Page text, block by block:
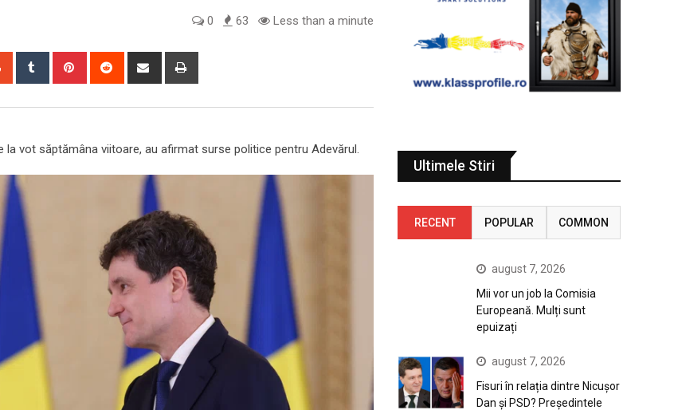
0 63 Less than a minute
StumbleUpon
Tumblr Pinterest Reddit
Share
vot săptămâna viitoare, au afirmat surse politice pentru Adevărul.
Ultimele Stiri
RECENT POPULAR COMMON
august 7, 2026
Mii vor un job la Comisia
Europeană. Mulți sunt
epuizați
august 7, 2026
Fisuri în relația dintre Nicușor
Dan și PSD? Președintele